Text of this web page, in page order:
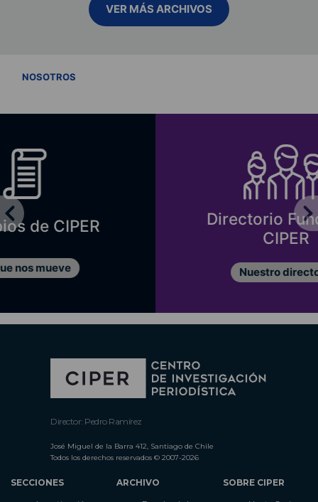
VER MÁS ARCHIVOS
NOSOTROS
Directorio Fundación
Director: Pedro Ramírez
José Miguel de la Barra 412, Santiago de Chile
Todos los derechos reservados © 2007-2026
SECCIONES
ARCHIVO
SOBRE CIPER